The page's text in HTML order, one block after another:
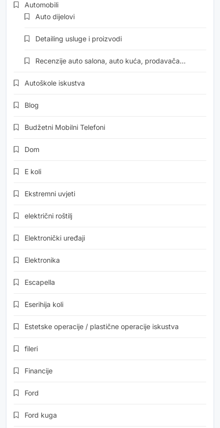
Automobili
Auto dijelovi
Detailing usluge i proizvodi
Recenzije auto salona, auto kuća, prodavača…
Autoškole iskustva
Blog
Budžetni Mobilni Telefoni
Dom
E koli
Ekstremni uvjeti
električni roštilj
Elektronički uređaji
Elektronika
Escapella
Eserihija koli
Estetske operacije / plastične operacije iskustva
fileri
Financije
Ford
Ford kuga